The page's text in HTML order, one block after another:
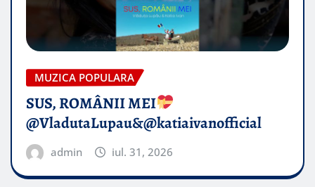
MUZICA POPULARA
SUS, ROMÂNII MEI
@VladutaLupau&@katiaivanofficial
admin iul. 31, 2026